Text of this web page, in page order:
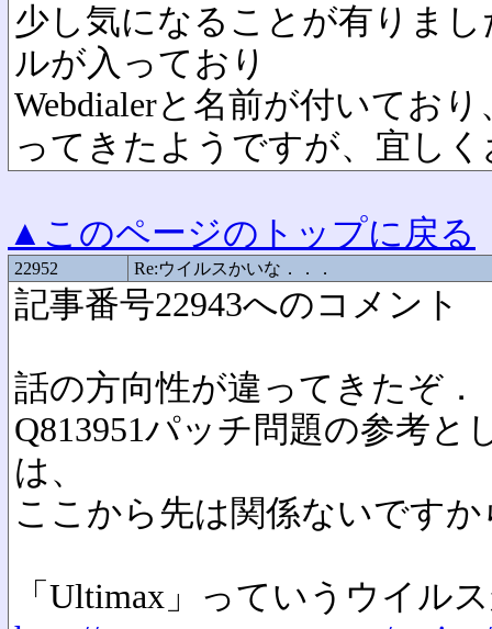
少し気になることが有りま
ルが入っており
Webdialerと名前が付いてお
ってきたようですが、宜し
▲このページのトップに戻る
22952 Re:ウイルスかいな．．．
記事番号22943へのコメント
話の方向性が違ってきたぞ．
Q813951パッチ問題の参考
は、
ここから先は関係ないですか
「Ultimax」っていうウイル